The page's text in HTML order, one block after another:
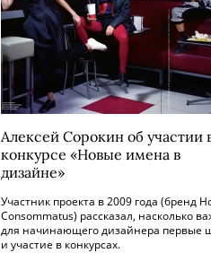
Алексей Сорокин об участии
конкурсе «Новые имена в
дизайне»
Участник проекта в 2009 года (бренд
Consommatus) рассказал, насколько
для начинающего дизайнера первые
и участие в конкурсах.